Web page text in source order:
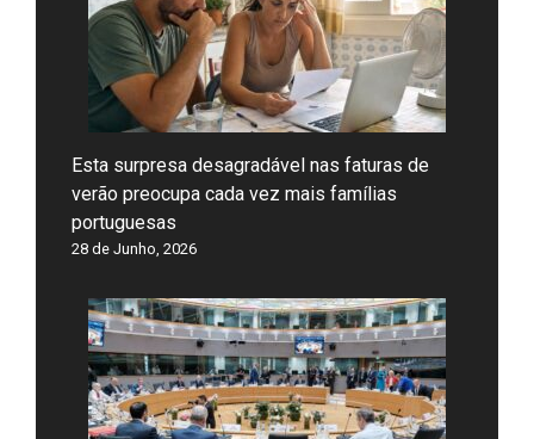
Esta surpresa desagradável nas faturas de
verão preocupa cada vez mais famílias
portuguesas
28 de Junho, 2026